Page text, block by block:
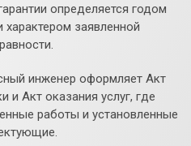
определяется годом
характером заявленной
инженер оформляет Акт
и Акт оказания услуг, где
работы и установленные